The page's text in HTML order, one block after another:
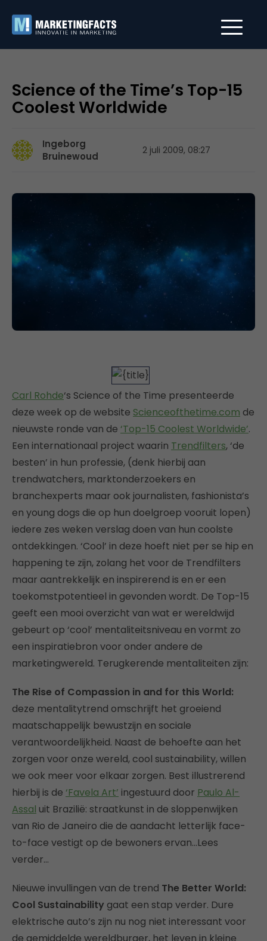
Science of the Time’s Top-15
Coolest Worldwide
Ingeborg
Bruinewoud
2 juli 2009, 08:27
Carl Rohde‘s Science of the Time presenteerde
deze week op de website Scienceofthetime.com de
nieuwste ronde van de ‘Top-15 Coolest Worldwide’.
Een internationaal project waarin Trendfilters, ‘de
besten’ in hun professie, (denk hierbij aan
trendwatchers, marktonderzoekers en
branchexperts maar ook journalisten, fashionista’s
en young dogs die op hun doelgroep vooruit lopen)
iedere zes weken verslag doen van hun coolste
ontdekkingen. ‘Cool’ in deze hoeft niet per se hip en
happening te zijn, zolang het voor de Trendfilters
maar aantrekkelijk en inspirerend is en er een
toekomstpotentieel in gevonden wordt. De Top-15
geeft een mooi overzicht van wat er wereldwijd
gebeurt op ‘cool’ mentaliteitsniveau en vormt zo
een inspiratiebron voor onder andere de
marketingwereld. Terugkerende mentaliteiten zijn:
The Rise of Compassion in and for this World:
deze mentalitytrend omschrijft het groeiend
maatschappelijk bewustzijn en sociale
verantwoordelijkheid. Naast de behoefte aan het
zorgen voor onze wereld, cool sustainability, willen
we ook meer voor elkaar zorgen. Best illustrerend
hierbij is de ‘Favela Art’ ingestuurd door Paulo Al-
Assal uit Brazilië: straatkunst in de sloppenwijken
van Rio de Janeiro die de aandacht letterlijk face-
to-face vestigt op de bewoners ervan…Lees
verder…
Nieuwe invullingen van de trend The Better World:
Cool Sustainability gaat een stap verder. Dure
elektrische auto’s zijn nu nog niet interessant voor
de gemiddelde wereldburger, het leven in kleine